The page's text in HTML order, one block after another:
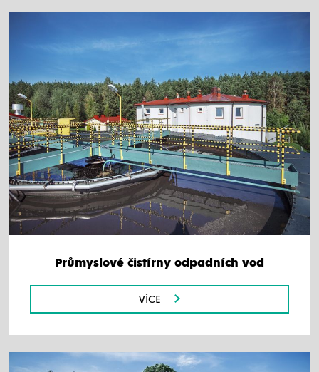
Průmyslové čistírny odpadních vod
VÍCE